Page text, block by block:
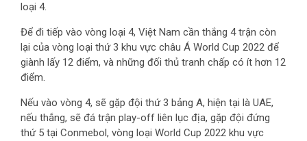
loại 4.
Để đi tiếp vào vòng loại 4, Việt Nam cần thắng 4 trận còn
lại của vòng loại thứ 3 khu vực châu Á World Cup 2022 để
giành lấy 12 điểm, và những đối thủ tranh chấp có ít hơn 12
điểm.
Nếu vào vòng 4, sẽ gặp đội thứ 3 bảng A, hiện tại là UAE,
nếu thắng, sẽ đá trận play-off liên lục địa, gặp đội đứng
thứ 5 tại Conmebol, vòng loại World Cup 2022 khu vực